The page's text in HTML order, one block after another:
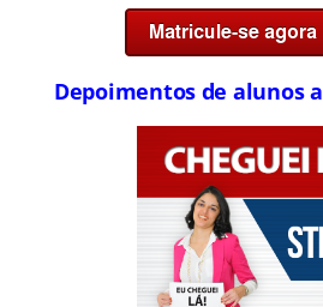
Depoimentos de alunos